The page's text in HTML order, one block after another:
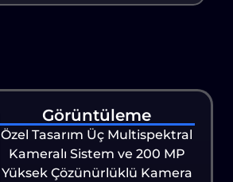
Görüntüleme
Özel Tasarım Üç Multispektral
Kameralı Sistem ve 200 MP
Yüksek Çözünürlüklü Kamera